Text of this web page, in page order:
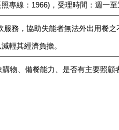
專線：1966)，受理時間：週一
務，協助失能者無法外出用餐
輕其經濟負擔。
物、備餐能力、是否有主要照